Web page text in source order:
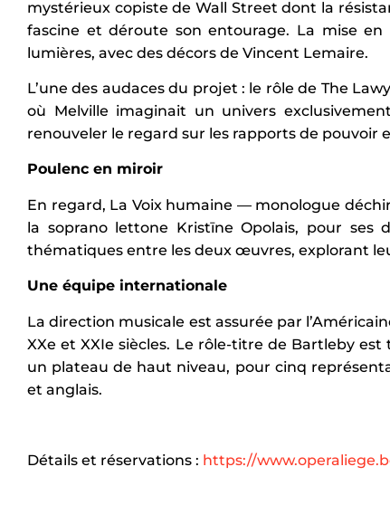
mystérieux copiste de Wall Street dont la
fascine et déroute son entourage. La mise
lumières, avec des décors de Vincent Lemaire.
L’une des audaces du projet : le rôle de The
où Melville imaginait un univers
renouveler le regard sur les rapports de pouvoir
Poulenc en miroir
En regard, La Voix humaine — monologue
la soprano lettone Kristīne Opolais, pour ses
thématiques entre les deux œuvres, explorant
Une équipe internationale
La direction musicale est assurée par
XXe et XXIe siècles. Le rôle-titre de Bartleby
un plateau de haut niveau, pour cinq
et anglais.
Détails et réservations : https://